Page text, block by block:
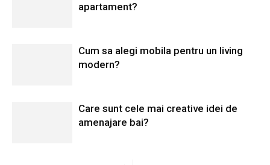
apartament?
Cum sa alegi mobila pentru un living
modern?
Care sunt cele mai creative idei de
amenajare bai?